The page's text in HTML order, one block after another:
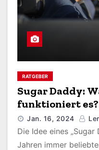
RATGEBER
Sugar Daddy:
funktioniert es?
Jan. 16, 2024
Die Idee eines
Jahren immer